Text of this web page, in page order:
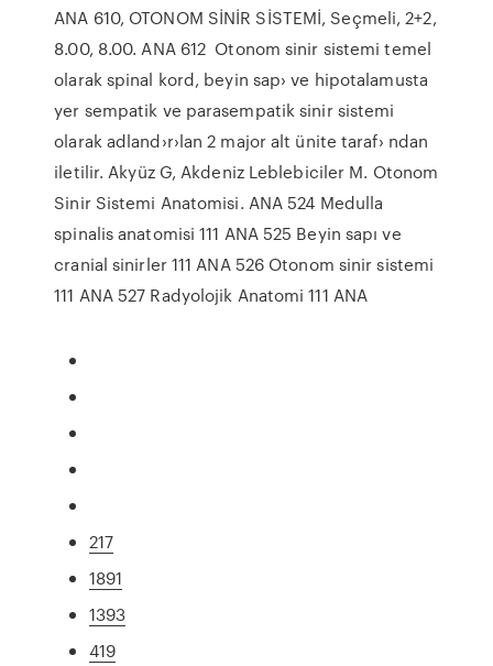
ANA 610, OTONOM SİNİR SİSTEMİ, Seçmeli, 2+2,
8.00, 8.00. ANA 612 Otonom sinir sistemi temel
olarak spinal kord, beyin sap› ve hipotalamusta
yer sempatik ve parasempatik sinir sistemi
olarak adland›r›lan 2 major alt ünite taraf› ndan
iletilir. Akyüz G, Akdeniz Leblebiciler M. Otonom
Sinir Sistemi Anatomisi. ANA 524 Medulla
spinalis anatomisi 111 ANA 525 Beyin sapı ve
cranial sinirler 111 ANA 526 Otonom sinir sistemi
111 ANA 527 Radyolojik Anatomi 111 ANA
217
1891
1393
419